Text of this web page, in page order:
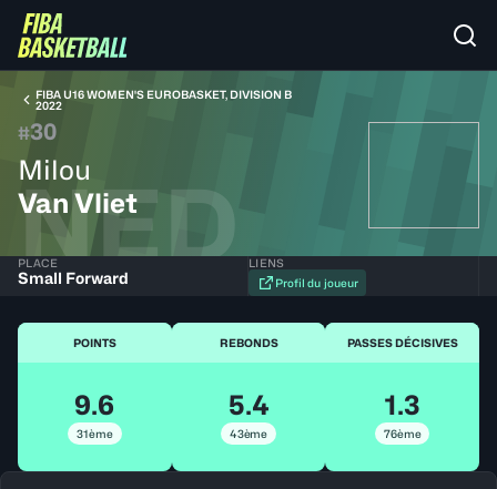
FIBA U16 WOMEN'S EUROBASKET, DIVISION B
2022
#30
Milou
Van Vliet
NED
PLACE
Small Forward
LIENS
Profil du joueur
POINTS
9.6
31ème
REBONDS
5.4
43ème
PASSES DÉCISIVES
1.3
76ème